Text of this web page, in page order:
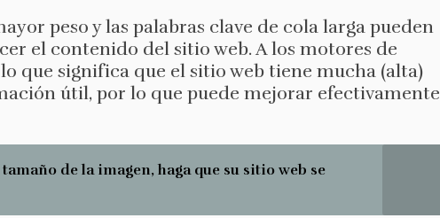
peso y las palabras clave de cola larga pueden
el contenido del sitio web. A los motores de
que significa que el sitio web tiene mucha (alta)
útil, por lo que puede mejorar efectivamente
de la imagen, haga que su sitio web se